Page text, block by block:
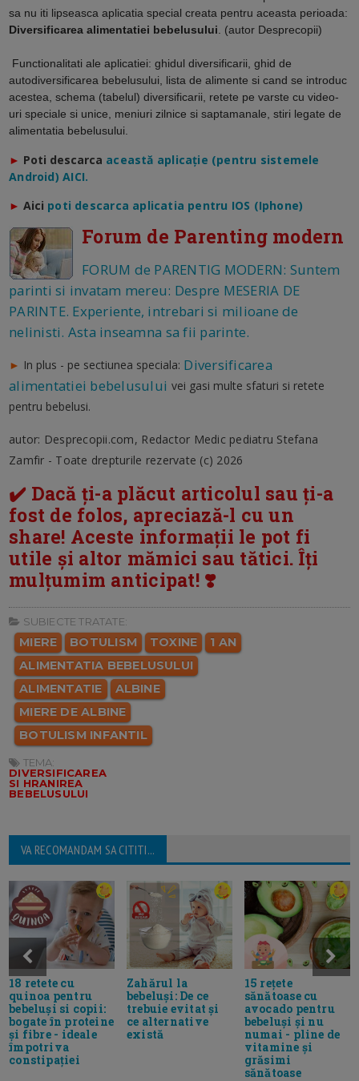
sa nu iti lipseasca aplicatia special creata pentru aceasta perioada:
Diversificarea alimentatiei bebelusului . (autor Desprecopii)
Functionalitati ale aplicatiei: ghidul diversificarii, ghid de
autodiversificarea bebelusului, lista de alimente si cand se introduc
acestea, schema (tabelul) diversificarii, retete pe varste cu video-
uri speciale si unice, meniuri zilnice si saptamanale, stiri legate de
alimentatia bebelusului.
► Poti descarca această aplicație (pentru sistemele
Android) AICI.
► Aici poti descarca aplicatia pentru IOS (Iphone)
Forum de Parenting modern
FORUM de PARENTIG MODERN: Suntem
parinti si invatam mereu: Despre MESERIA DE
PARINTE. Experiente, intrebari si milioane de
nelinisti. Asta inseamna sa fii parinte.
► In plus - pe sectiunea speciala: Diversificarea
alimentatiei bebelusului vei gasi multe sfaturi si retete
pentru bebelusi.
autor: Desprecopii.com, Redactor Medic pediatru Stefana
Zamfir - Toate drepturile rezervate (c) 2026
✔️ Dacă ți-a plăcut articolul sau ți-a
fost de folos, apreciază-l cu un
share! Aceste informații le pot fi
utile și altor mămici sau tătici. Îți
mulțumim anticipat! ❣️
SUBIECTE TRATATE:
MIERE BOTULISM TOXINE
1 AN
ALIMENTATIA BEBELUSULUI
ALIMENTATIE
ALBINE
MIERE DE ALBINE
BOTULISM INFANTIL
TEMA:
DIVERSIFICAREA
SI HRANIREA
BEBELUSULUI
VA RECOMANDAM SA CITITI...
18 retete cu
quinoa pentru
bebeluși si copii:
bogate în proteine
și fibre - ideale
împotriva
constipației
Zahărul la
bebeluși: De ce
trebuie evitat și
ce alternative
există
15 rețete
sănătoase cu
avocado pentru
bebeluși și nu
numai - pline de
vitamine și
grăsimi
sănătoase